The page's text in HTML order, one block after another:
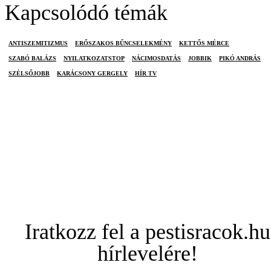
Kapcsolódó témák
ANTISZEMITIZMUS ERŐSZAKOS BŰNCSELEKMÉNY KETTŐS MÉRCE
SZABÓ BALÁZS NYILATKOZATSTOP NÁCIMOSDATÁS JOBBIK PIKÓ ANDRÁS
SZÉLSŐJOBB KARÁCSONY GERGELY HÍR TV
Iratkozz fel a pestisracok.hu
hírlevelére!